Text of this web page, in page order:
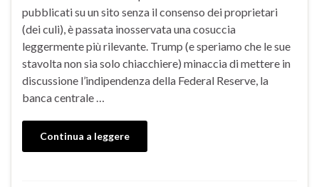
pubblicati su un sito senza il consenso dei proprietari
(dei culi), è passata inosservata una cosuccia
leggermente più rilevante. Trump (e speriamo che le sue
stavolta non sia solo chiacchiere) minaccia di mettere in
discussione l’indipendenza della Federal Reserve, la
banca centrale …
Continua a leggere